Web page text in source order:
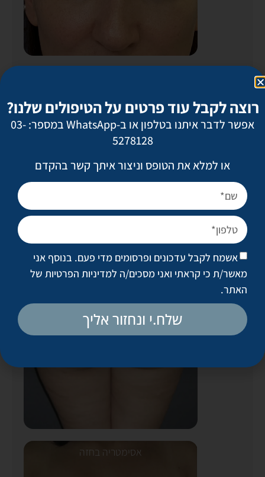
שאיבת שומן
אסימטריה בחזה
רוצה לקבל עוד פרטים על הטיפולים שלנו?
אפשר לדבר איתנו בטלפון או ב-WhatsApp במספר: 03-
5278128
או למלא את הטופס וניצור איתך קשר בהקדם
אשמח לקבל עדכונים ופרסומים מדי פעם. בנוסף אני
מאשר/ת כי קראתי ואני מסכים/ה למדיניות הפרטיות של
האתר.
שלח.י ונחזור אליך